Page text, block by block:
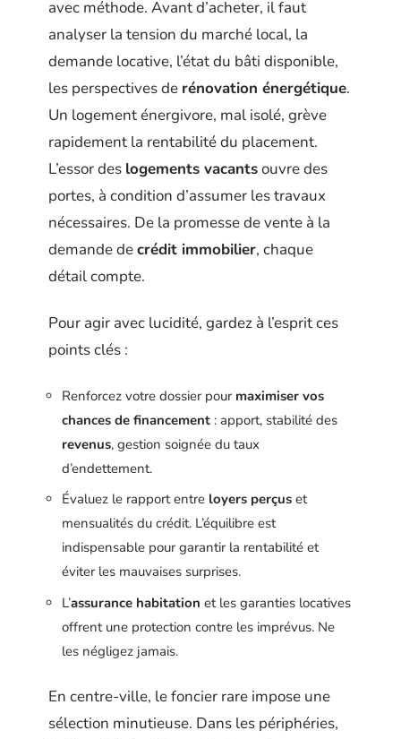
avec méthode. Avant d’acheter, il faut
analyser la tension du marché local, la
demande locative, l’état du bâti disponible,
les perspectives de rénovation énergétique.
Un logement énergivore, mal isolé, grève
rapidement la rentabilité du placement.
L’essor des logements vacantsouvre des
portes, à condition d’assumer les travaux
nécessaires. De la promesse de vente à la
demande decrédit immobilier, chaque
détail compte.
Pour agir avec lucidité, gardez à l’esprit ces
points clés :
Renforcez votre dossier pour maximiser vos
chances de financement : apport, stabilité des
revenus, gestion soignée du taux
d’endettement.
Évaluez le rapport entre loyers perçus et
mensualités du crédit. L’équilibre est
indispensable pour garantir la rentabilité et
éviter les mauvaises surprises.
L’assurance habitation et les garanties locatives
offrent une protection contre les imprévus. Ne
les négligez jamais.
En centre-ville, le foncier rare impose une
sélection minutieuse. Dans les périphéries,